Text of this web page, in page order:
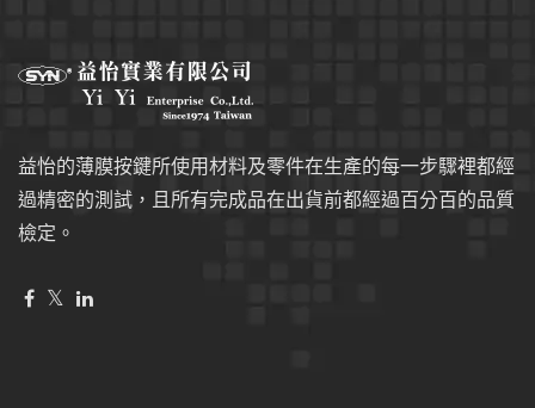
益怡的薄膜按鍵所使用材料及零件在生產的每一步驟裡都經
過精密的測試，且所有完成品在出貨前都經過百分百的品質
檢定。